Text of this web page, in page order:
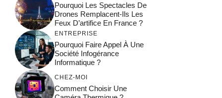
Pourquoi Les Spectacles De
Drones Remplacent-Ils Les
Feux D’artifice En France ?
ENTREPRISE
Pourquoi Faire Appel À Une
Société Infogérance
Informatique ?
CHEZ-MOI
Comment Choisir Une